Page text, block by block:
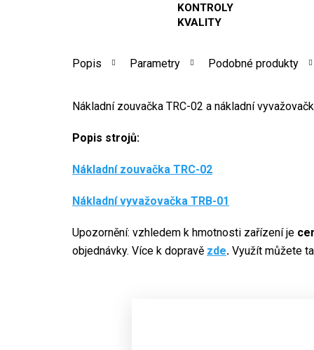
KONTROLY
KVALITY
Popis Parametry Podobné produkty
Nákladní zouvačka TRC-02 a nákladní
Popis strojů:
Nákladní zouvačka TRC-02
Nákladní vyvažovačka TRB-01
Upozornění: vzhledem k hmotnosti zařízení je
objednávky. Více k dopravě zde. Využít můžete